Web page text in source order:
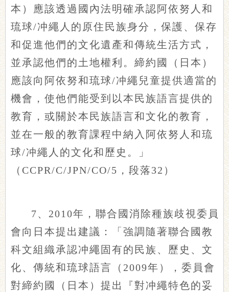
本）應該透過國內法明確承認阿依努人和
琉球/冲繩人的原住民族身分，保護、保存
和促進他們的文化遺產和傳統生活方式，
並承認他們的土地權利。締約國（日本）
應該向阿依努和琉球/冲繩兒童提供適當的
機會，使他們能受到以本民族語言提供的
教育，或關於本民族語言和文化的教育，
並在一般的教育課程中納入阿依努人和琉
球/冲繩人的文化和歷史。」
（CCPR/C/JPN/CO/5，段落32）
7、2010年，聯合國消除種族歧視委員
會向日本提出建議：「強調隨著聯合國教
科文組織承認冲繩固有的民族、歷史、文
化、傳統和琉球語言（2009年），委員會
對締約國（日本）提出『對冲繩特色的妥